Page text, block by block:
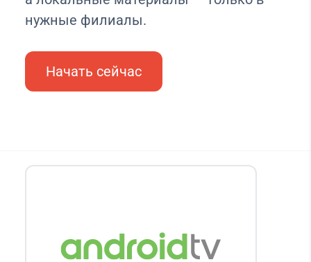
нужные филиалы.
Начать сейчас